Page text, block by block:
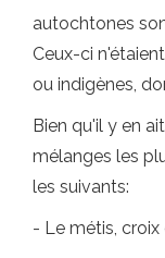
autochtones
Ceux-ci
ou indigènes,
Bien qu'il y en
mélanges les
les suivants:
- Le métis,